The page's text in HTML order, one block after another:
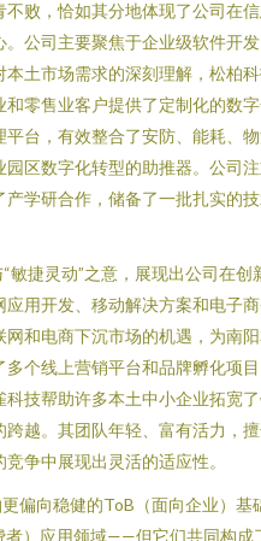
败，恰如其分地体现了公司在
公司主要聚焦于企业级软件开
土市场需求的深刻理解，松柏
零售业客户提供了定制化的数
台，有效整合了安防、能耗、
区数字化转型的助推器。公司
学研合作，储备了一批扎实的
敏捷灵动”之意，展现出公司在创
用开发、移动解决方案和电子
和电商下沉市场的机遇，为南
个线上营销平台和品牌孵化项
技帮助许多本土中小企业拓宽
越。其团队年轻、富有活力，
争中展现出灵活的适应性。
偏向稳健的ToB（面向企业）基
者）应用领域——但它们共同构成